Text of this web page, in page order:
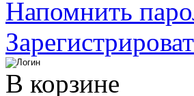
Напомнить
В корзине